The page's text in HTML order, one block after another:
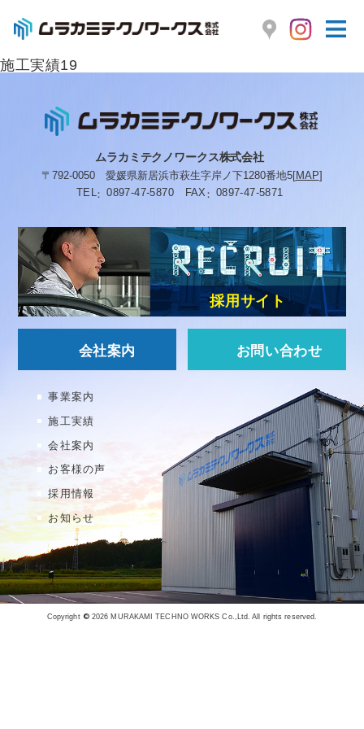
施工実績19
事業案内
施工実績
会社案内
お客様の声
採用情報
お知らせ
採用サイト
会社案内 お問い合わせ
ムラカミテクノワークス株式会社
〒792-0050 愛媛県新居浜市萩生字岸ノ下1280番地5[MAP]
TEL
0897-47-5870 FAX 0897-47-5871
Copyright ©2026 MURAKAMI TECHNO WORKS Co.,Ltd. All rights reserved.